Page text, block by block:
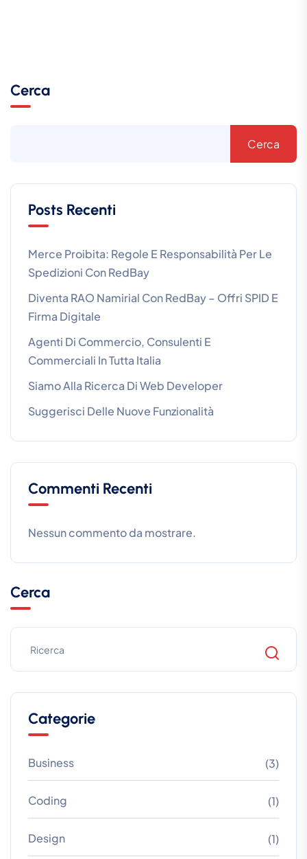
Cerca
Cerca
Posts Recenti
Merce Proibita: Regole E Responsabilità Per Le
Spedizioni Con RedBay
Diventa RAO Namirial Con RedBay – Offri SPID E
Firma Digitale
Agenti Di Commercio, Consulenti E
Commerciali In Tutta Italia
Siamo Alla Ricerca Di Web Developer
Suggerisci Delle Nuove Funzionalità
Commenti Recenti
Nessun commento da mostrare.
Cerca
Categorie
Business (3)
Coding (1)
Design (1)